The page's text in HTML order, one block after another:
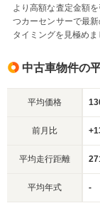
より高額な査定金額
つカーセンサーで最
タイミングを見極めま
中古車物件の
平均価格
前月比
平均走行距離
平均年式 -